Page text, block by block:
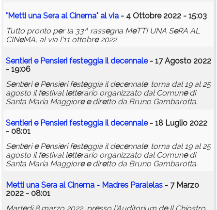
"Metti una Sera al Cinema" al via - 4 Ottobre 2022 - 15:03
Tutto pronto per la 33^ rassegna MeTTI UNA SeRA AL
CINeMA, al via l'11 ottobre2022
Sentieri ePensieri festeggia il decennale- 17 Agosto 2022
- 19:06
SentieriePensieri festeggia il decennale: torna dal 19 al 25
agosto il festival letterario organizzato dal Comunedi
Santa Maria Maggiore ediretto da Bruno Gambarotta.
Sentieri ePensieri festeggia il decennale- 18 Luglio 2022
- 08:01
SentieriePensieri festeggia il decennale: torna dal 19 al 25
agosto il festival letterario organizzato dal Comunedi
Santa Maria Maggiore ediretto da Bruno Gambarotta.
Metti una Sera al Cinema - Madres Paralelas - 7 Marzo
2022 - 08:01